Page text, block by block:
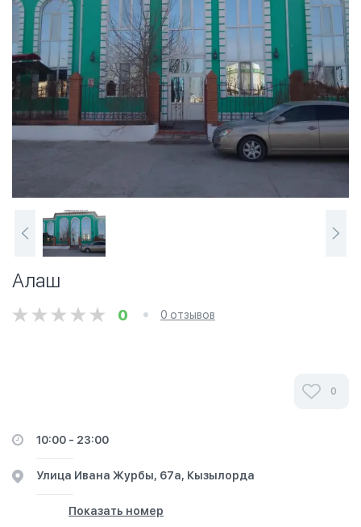
Алаш
0 0 отзывов
0
10:00 - 23:00
​Улица Ивана Журбы, 67а, Кызылорда
Показать номер